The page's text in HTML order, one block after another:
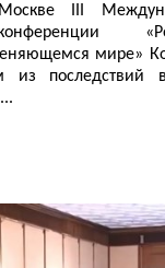
III
мире»
из последствий